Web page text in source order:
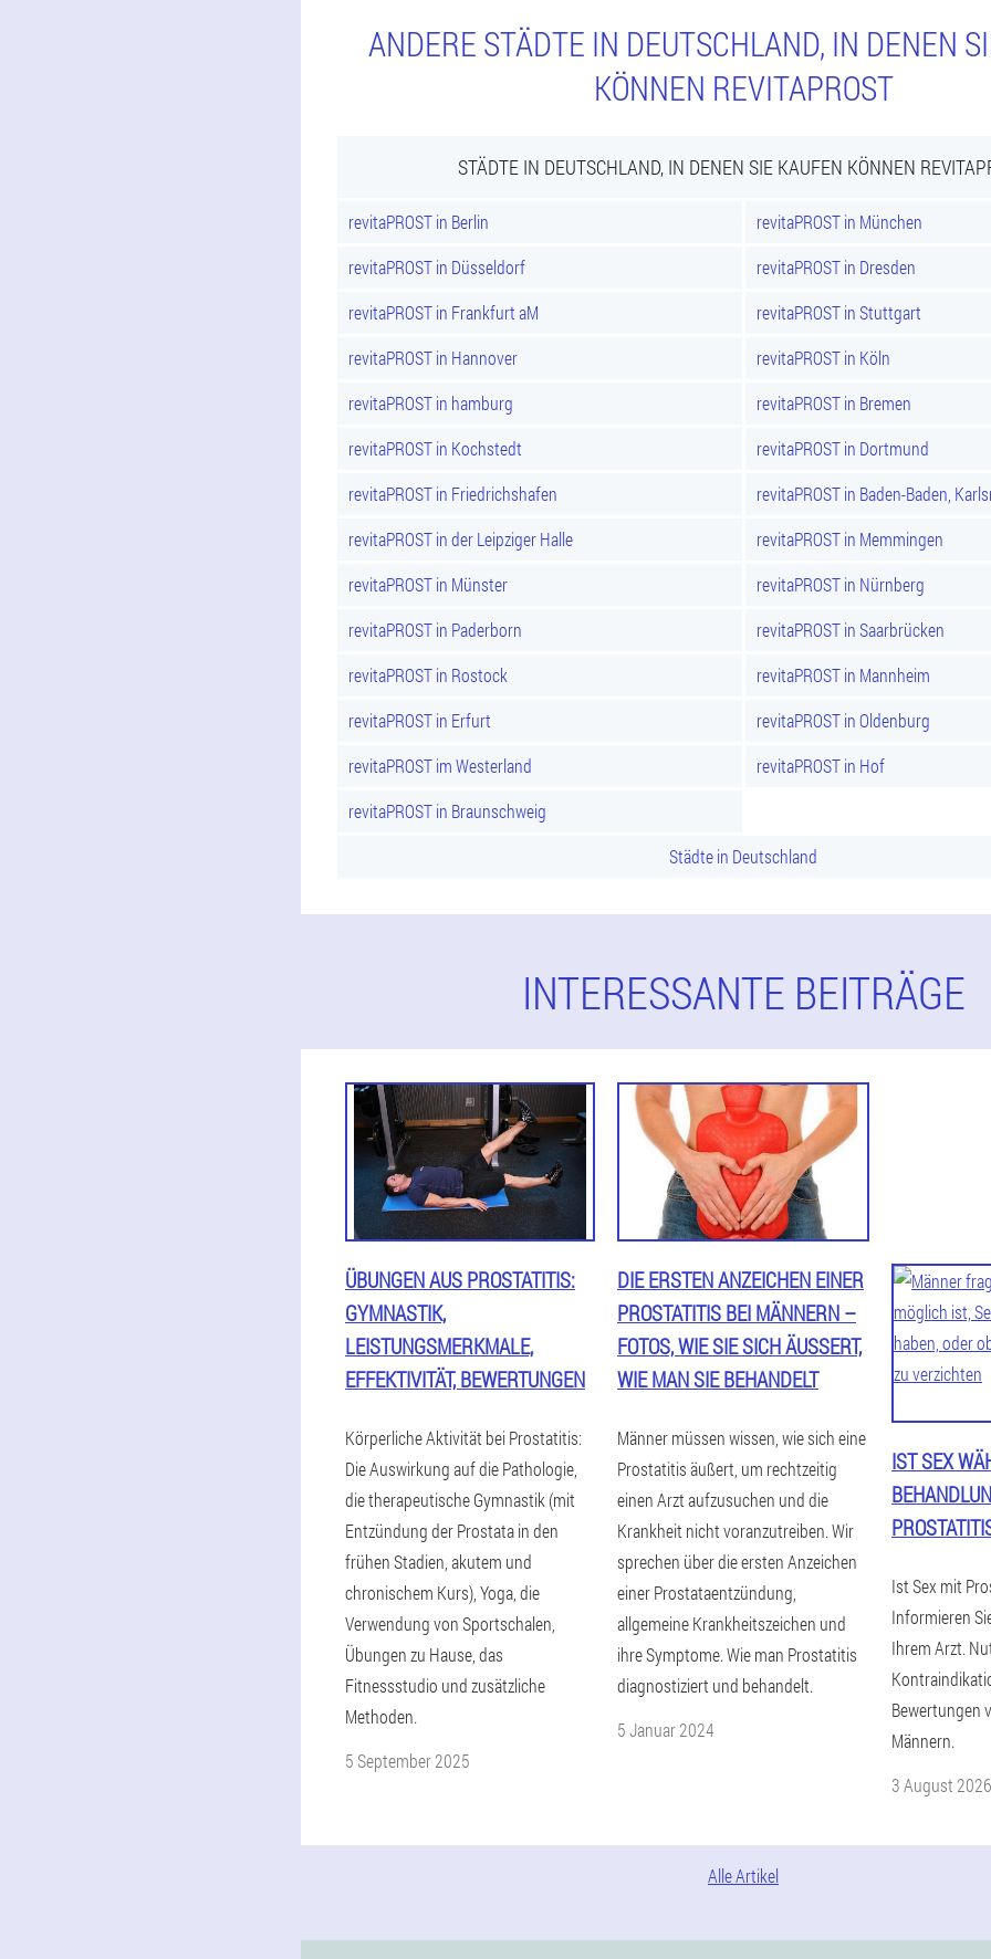
ANDERE STÄDTE IN DEUTSCHLAND, IN DENEN
KÖNNEN REVITAPROST
STÄDTE IN DEUTSCHLAND, IN DENEN SIE KAUFEN KÖNNEN
revitaPROST in Berlin
revitaPROST in München
revitaPROST in Düsseldorf
revitaPROST in Dresden
revitaPROST in Frankfurt aM
revitaPROST in Stuttgart
revitaPROST in Hannover
revitaPROST in Köln
revitaPROST in hamburg
revitaPROST in Bremen
revitaPROST in Kochstedt
revitaPROST in Dortmund
revitaPROST in Friedrichshafen
revitaPROST in Baden-Baden,
revitaPROST in der Leipziger Halle
revitaPROST in Memmingen
revitaPROST in Münster
revitaPROST in Nürnberg
revitaPROST in Paderborn
revitaPROST in Saarbrücken
revitaPROST in Rostock
revitaPROST in Mannheim
revitaPROST in Erfurt
revitaPROST in Oldenburg
revitaPROST im Westerland
revitaPROST in Hof
revitaPROST in Braunschweig
Städte in Deutschland
INTERESSANTE BEITRÄGE
ÜBUNGEN AUS PROSTATITIS:
GYMNASTIK,
LEISTUNGSMERKMALE,
EFFEKTIVITÄT, BEWERTUNGEN
Körperliche Aktivität bei Prostatitis:
Die Auswirkung auf die Pathologie,
die therapeutische Gymnastik (mit
Entzündung der Prostata in den
frühen Stadien, akutem und
chronischem Kurs), Yoga, die
Verwendung von Sportschalen,
Übungen zu Hause, das
Fitnessstudio und zusätzliche
Methoden.
5 September 2025
DIE ERSTEN ANZEICHEN EINER
PROSTATITIS BEI MÄNNERN –
FOTOS, WIE SIE SICH ÄUSSERT, W
IE MAN SIE BEHANDELT
Männer müssen wissen, wie sich eine
Prostatitis äußert, um rechtzeitig
einen Arzt aufzusuchen und die
Krankheit nicht voranzutreiben. Wir
sprechen über die ersten Anzeichen
einer Prostataentzündung,
allgemeine Krankheitszeichen und
ihre Symptome. Wie man Prostatitis
diagnostiziert und behandelt.
5 Januar 2024
IST SEX
Ist Sex mit
Informieren
Ihrem Arzt.
Bewertungen
Männern.
3 August 2026
Alle Artikel